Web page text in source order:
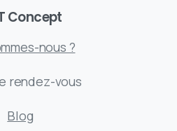
Concept
nous ?
rendez-vous
Blog